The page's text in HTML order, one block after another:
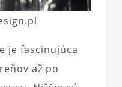
je fascinujúca
až po